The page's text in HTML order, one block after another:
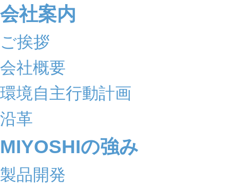
会社案内
ご挨拶
会社概要
環境自主行動計画
沿革
MIYOSHIの強み
製品開発